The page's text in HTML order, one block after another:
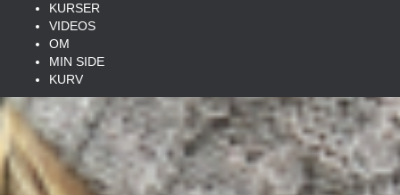
KURSER
VIDEOS
OM
MIN SIDE
KURV